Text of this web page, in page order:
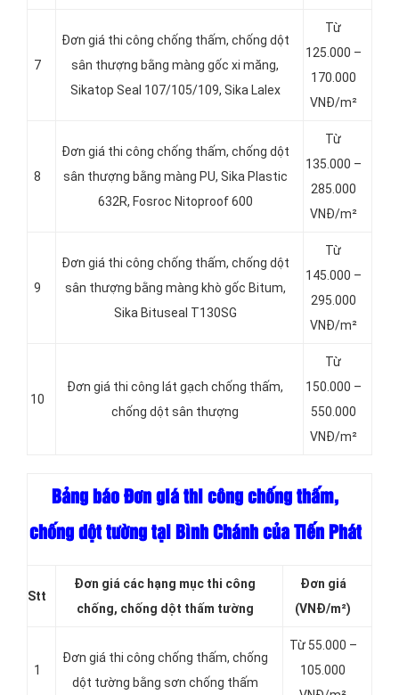
7
Đơn giá thi công chống thấm, chống dột
sân thượng bằng màng gốc xi măng,
Sikatop Seal 107/105/109, Sika Lalex
Từ
125.000 –
170.000
VNĐ/m²
8
Đơn giá thi công chống thấm, chống dột
sân thượng bằng màng PU, Sika Plastic
632R, Fosroc Nitoproof 600
Từ
135.000 –
285.000
VNĐ/m²
9
Đơn giá thi công chống thấm, chống dột
sân thượng bằng màng khò gốc Bitum,
Sika Bituseal T130SG
Từ
145.000 –
295.000
VNĐ/m²
10
Đơn giá thi công lát gạch chống thấm,
chống dột sân thượng
Từ
150.000 –
550.000
VNĐ/m²
Bảng báo Đơn giá thi công chống thấm,
chống dột tường tại Bình Chánh của Tiến Phát
Stt
Đơn giá các hạng mục thi công
chống, chống dột thấm tường
Đơn giá
(VNĐ/m²)
1
Đơn giá thi công chống thấm, chống
dột tường bằng sơn chống thấm
Từ 55.000 –
105.000